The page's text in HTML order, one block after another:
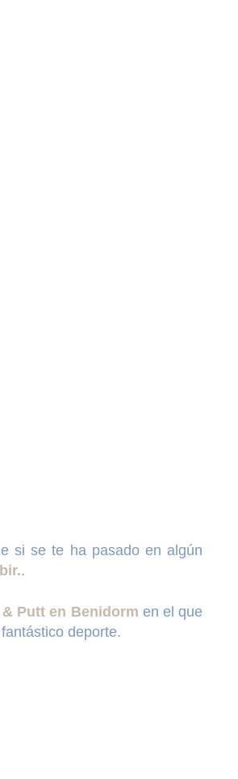
si se te ha pasado en algún
.
Putt en Benidorm en el que
deporte.